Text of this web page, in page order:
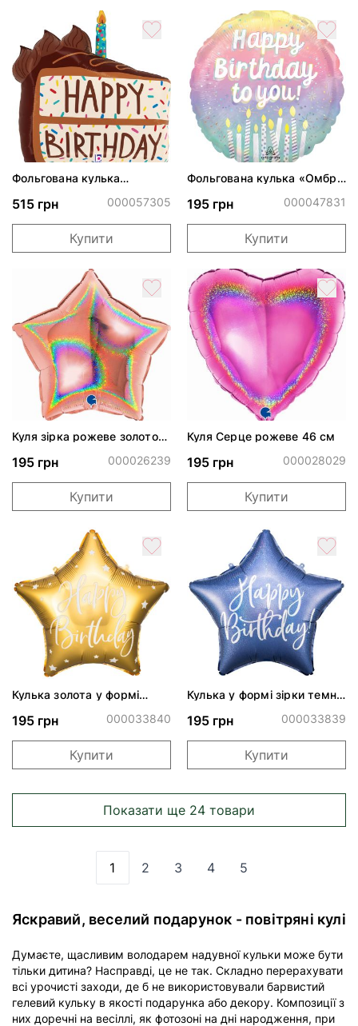
Фольгована кулька
515 грн 000057305
Купити
Фольгована кулька «Омбре
195 грн 000047831
Купити
Куля зірка рожеве золото
195 грн 000026239
Купити
Куля Серце рожеве 46 см
195 грн 000028029
Купити
Кулька золота у формі
195 грн 000033840
Купити
Кулька у формі зірки темно
195 грн 000033839
Купити
Показати ще 24 товари
Ви зараз читаєте сторінку
1 Сторінка
2 Сторінка
3 Сторінка
4 Сторінка
5
Яскравий, веселий подарунок - повітряні кулі
Думаєте, щасливим володарем надувної кульки може бути
тільки дитина? Насправді, це не так. Складно перерахувати
всі урочисті заходи, де б не використовували барвистий
гелевий кульку в якості подарунка або декору. Композиції з
них доречні на весіллі, як фотозоні на дні народження, при